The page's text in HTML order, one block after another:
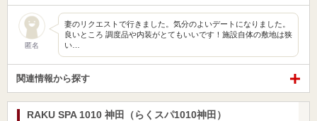
匿名
妻のリクエストで行きました。気分のよいデートになりました。
良いところ 調度品や内装がとてもいいです！施設自体の敷地は狭
い…
関連情報から探す
RAKU SPA 1010 神田（らくスパ1010神田）